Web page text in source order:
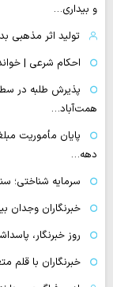
و بیداری…
تولید اثر مذهبی
احکام شرعی |
همت‌آباد…
پایان مأموریت
دهه…
سرمایه شناختی؛
خبرنگاران وجدان
روز خبرنگار،
خبرنگاران با قلم